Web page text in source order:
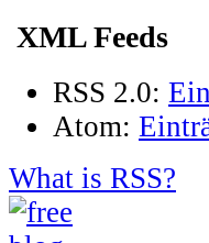
XML Feeds
RSS 2.0:
Atom:
What is RSS?